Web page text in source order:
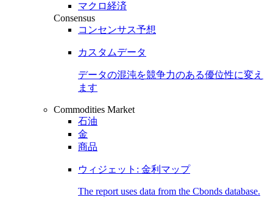
マクロ経済
Consensus
コンセンサス予想
カスタムデータ
データの混沌を競争力のある優位性に変え
ます
Commodities Market
石油
金
商品
ウィジェット: 金利マップ
The report uses data from the Cbonds database.